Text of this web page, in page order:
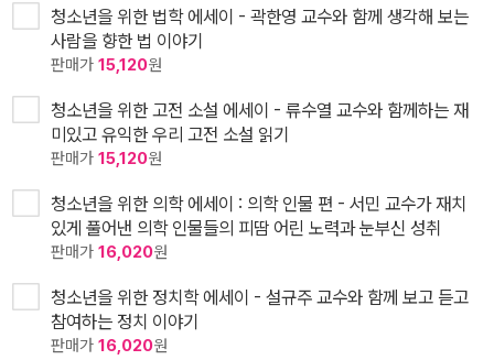
청소년을 위한 법학 에세이 - 곽한영 교수와 함께 생각해 보는
사람을 향한 법 이야기
판매가 15,120원
청소년을 위한 고전 소설 에세이 - 류수열 교수와 함께하는 재
미있고 유익한 우리 고전 소설 읽기
판매가 15,120원
청소년을 위한 의학 에세이 : 의학 인물 편 - 서민 교수가 재치
있게 풀어낸 의학 인물들의 피땀 어린 노력과 눈부신 성취
판매가 16,020원
청소년을 위한 정치학 에세이 - 설규주 교수와 함께 보고 듣고
참여하는 정치 이야기
판매가 16,020원